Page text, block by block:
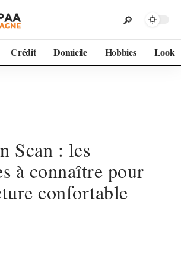
Crédit Domicile Hobbies Look
Scan : les
à connaître pour
confortable